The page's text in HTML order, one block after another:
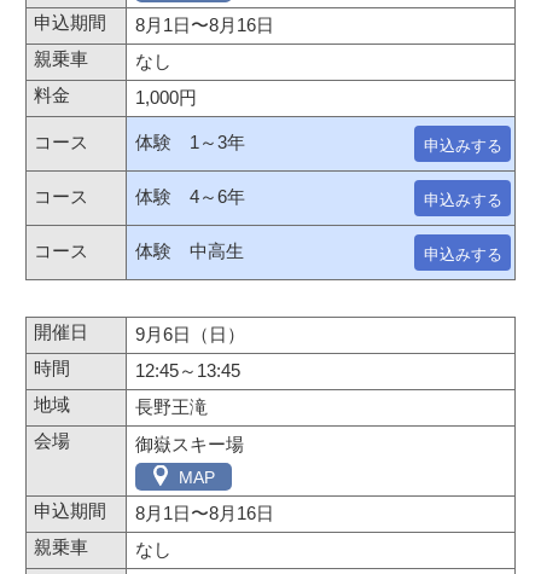
8月1日〜8月16日
なし
1,000円
体験 1～3年 申込みする
体験 4～6年 申込みする
体験 中高生 申込みする
9月6日（日）
12:45～13:45
長野王滝
御嶽スキー場
MAP
8月1日〜8月16日
なし